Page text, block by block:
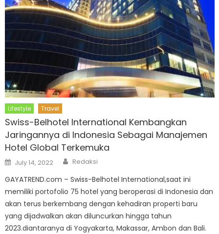
Lifestyle Travel
Swiss-Belhotel International Kembangkan
Jaringannya di Indonesia Sebagai Manajemen
Hotel Global Terkemuka
Posted
on
July 14, 2022 Author
Redaksi
GAYATREND.com – Swiss-Belhotel International,saat ini
memiliki portofolio 75 hotel yang beroperasi di Indonesia dan
akan terus berkembang dengan kehadiran properti baru
yang dijadwalkan akan diluncurkan hingga tahun
2023.diantaranya di Yogyakarta, Makassar, Ambon dan Bali.